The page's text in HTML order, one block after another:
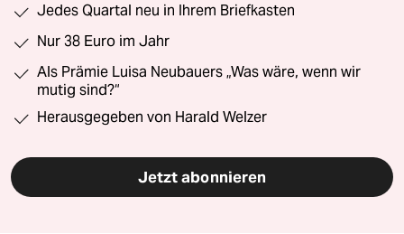
Jedes Quartal neu in Ihrem Briefkasten
Nur 38 Euro im Jahr
Als Prämie Luisa Neubauers „Was wäre, wenn wir
mutig sind?“
Herausgegeben von Harald Welzer
Jetzt abonnieren